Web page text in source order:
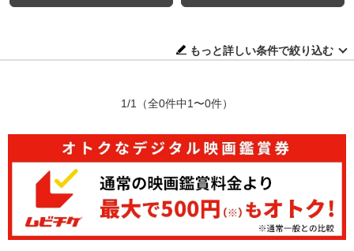
もっと詳しい条件で絞り込む
1/1 （全0件中1〜0件）